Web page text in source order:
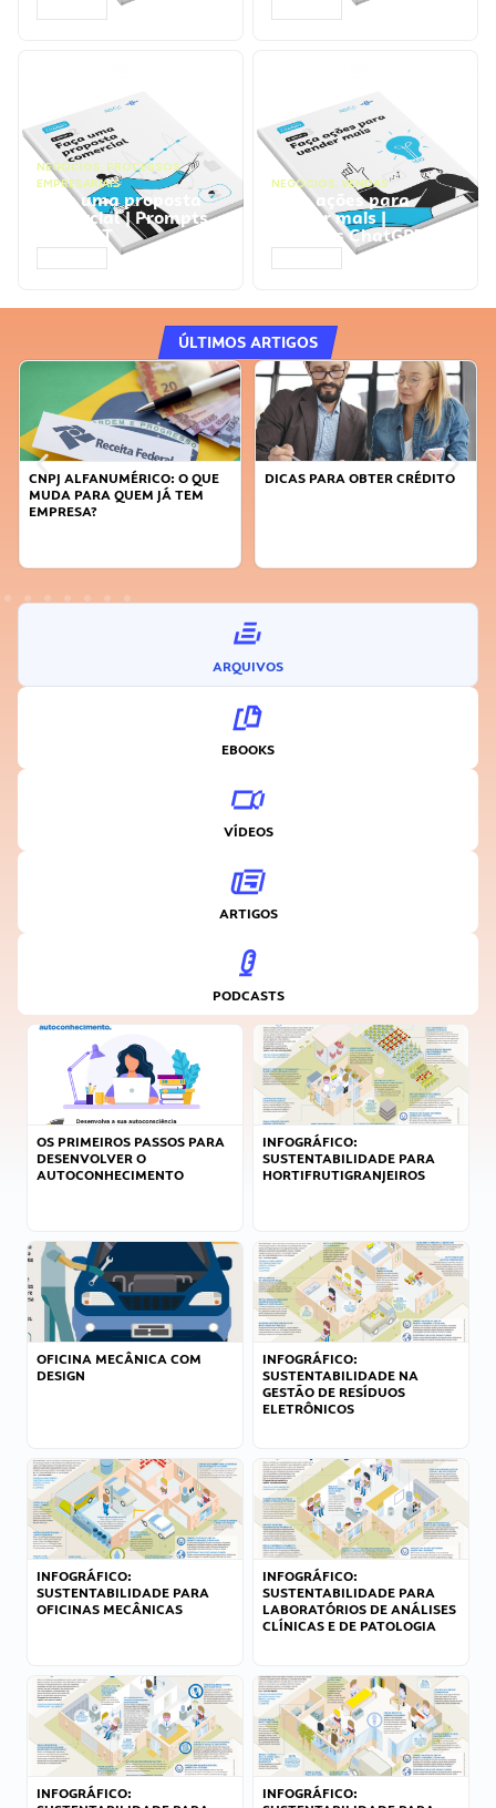
NEGÓCIOS, PROCESSOS
EMPRESARIAIS
Faça uma proposta
comercial | Prompts
ChatGPT
NEGÓCIOS, VENDAS
Faça ações para
vender mais |
Prompts ChatGPT
ÚLTIMOS ARTIGOS
DICAS PARA OBTER CRÉDITO
FAÇA A DIFERENÇA: SEJA
ARQUIVOS
EBOOKS
VÍDEOS
ARTIGOS
PODCASTS
OS PRIMEIROS PASSOS PARA
DESENVOLVER O
AUTOCONHECIMENTO
INFOGRÁFICO:
SUSTENTABILIDADE PARA
HORTIFRUTIGRANJEIROS
OFICINA MECÂNICA COM
DESIGN
INFOGRÁFICO:
SUSTENTABILIDADE NA
GESTÃO DE RESÍDUOS
ELETRÔNICOS
INFOGRÁFICO:
SUSTENTABILIDADE PARA
OFICINAS MECÂNICAS
INFOGRÁFICO:
SUSTENTABILIDADE PARA
LABORATÓRIOS DE ANÁLISES
CLÍNICAS E DE PATOLOGIA
INFOGRÁFICO:
INFOGRÁFICO: